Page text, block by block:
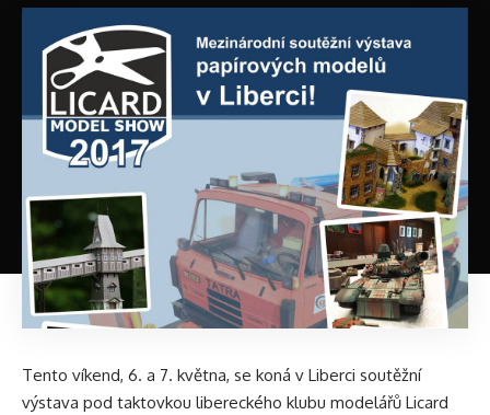
Tento víkend, 6. a 7. května, se koná v Liberci soutěžní
výstava pod taktovkou libereckého klubu modelářů Licard